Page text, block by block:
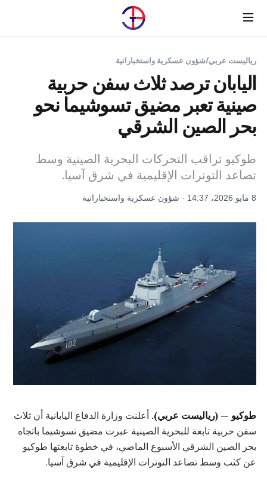
Menu
رياليست عربي/شؤون عسكرية واستخباراتية
اليابان ترصد ثلاث سفن حربية
صينية تعبر مضيق تسوشيما نحو
بحر الصين الشرقي
طوكيو تراقب التحركات البحرية الصينية وسط
تصاعد التوترات الإقليمية في شرق آسيا.
8 مايو 2026، 14:37 · شؤون عسكرية واستخباراتية
طوكيو — (رياليست عربي). أعلنت وزارة الدفاع اليابانية أن ثلاث
سفن حربية تابعة للبحرية الصينية عبرت مضيق تسوشيما باتجاه
بحر الصين الشرقي الأسبوع الماضي، في خطوة تابعتها طوكيو
عن كثب وسط تصاعد التوترات الإقليمية في شرق آسيا.